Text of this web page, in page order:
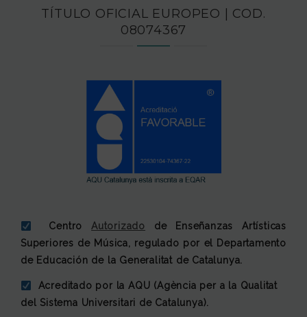
TÍTULO OFICIAL EUROPEO | COD.
08074367
CentroAutorizado de Enseñanzas Artísticas
Superiores de Música, regulado por el Departamento
de Educación de la Generalitat de Catalunya.
Acreditado por la AQU (Agència per a la Qualitat
del Sistema Universitari de Catalunya).